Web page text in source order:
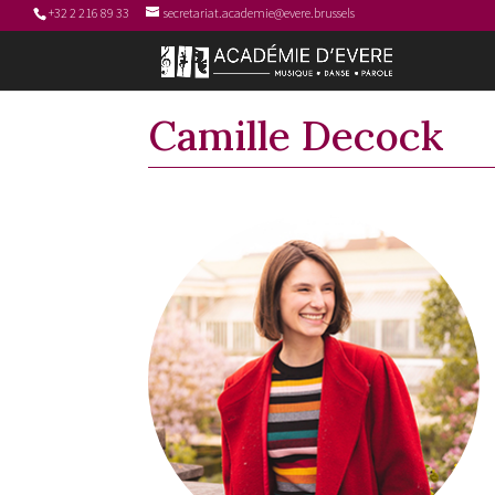
+32 2 216 89 33 secretariat.academie@evere.brussels
Camille Decock